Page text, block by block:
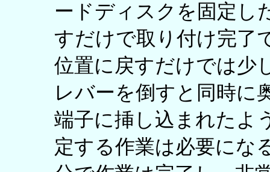
ードディスクを固定し
すだけで取り付け完了
位置に戻すだけでは少
レバーを倒すと同時に
端子に挿し込まれたよ
定する作業は必要にな